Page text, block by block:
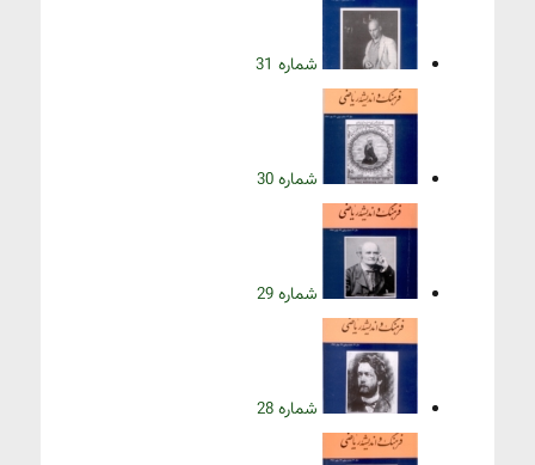
شماره 31
شماره 30
شماره 29
شماره 28